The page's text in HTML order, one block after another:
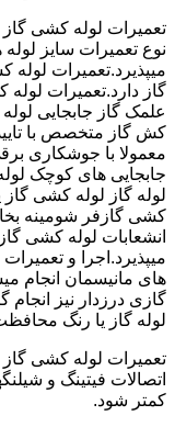
تعمیرات لوله کشی گاز
نوع تعمیرات سایز
میپذیرد.تعمیرات لوله
گاز دارد.تعمیرات
علمک گاز جابجایی
کش گاز متخصص با
معمولا با جوشکاری
جابجایی های کوچک
لوله گاز لوله کشی
کشی گازفر شومینه
انشعابات لوله کشی
میپذیرد.اجرا و
های مانیسمان انجام
گازی درزدار نیز انجام
لوله گاز یا رنگ
تعمیرات لوله کشی گاز
اتصالات فیتینگ و
کمتر شود.